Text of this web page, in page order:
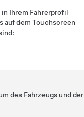
Ihrem Fahrerprofil
auf dem Touchscreen
des Fahrzeugs und der